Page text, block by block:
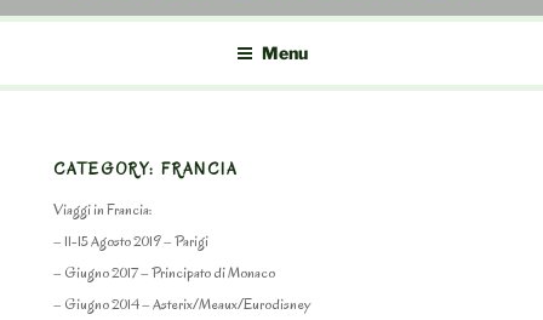
Menu
CATEGORY: FRANCIA
Viaggi in Francia:
– 11-15 Agosto 2019 – Parigi
– Giugno 2017 – Principato di Monaco
– Giugno 2014 – Asterix/Meaux/Eurodisney